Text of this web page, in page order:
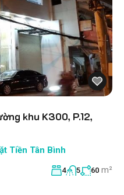
khu K300, P.12,
Tiền Tân Bình
4 5 60 m²